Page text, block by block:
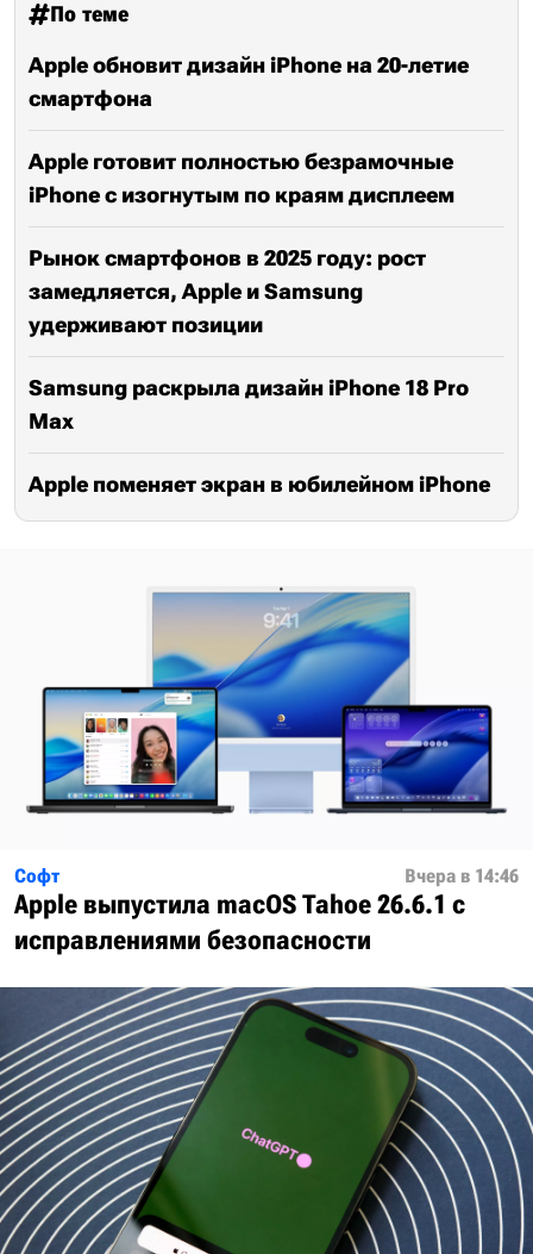
По теме
Apple обновит дизайн iPhone на 20-летие
смартфона
Apple готовит полностью безрамочные
iPhone с изогнутым по краям дисплеем
Рынок смартфонов в 2025 году: рост
замедляется, Apple и Samsung
удерживают позиции
Samsung раскрыла дизайн iPhone 18 Pro
Max
Apple поменяет экран в юбилейном iPhone
Софт Вчера в 14:46
Apple выпустила macOS Tahoe 26.6.1 с
исправлениями безопасности